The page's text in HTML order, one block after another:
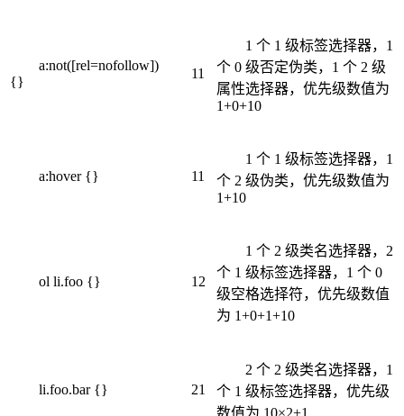
a:not([rel=nofollow])
{}
11
1 个 1 级标签选择器，1
个 0 级否定伪类，1 个 2 级
属性选择器，优先级数值为
1+0+10
a:hover {} 11
1 个 1 级标签选择器，1
个 2 级伪类，优先级数值为
1+10
ol li.foo {} 12
1 个 2 级类名选择器，2
个 1 级标签选择器，1 个 0
级空格选择符，优先级数值
为 1+0+1+10
li.foo.bar {} 21
2 个 2 级类名选择器，1
个 1 级标签选择器，优先级
数值为 10×2+1